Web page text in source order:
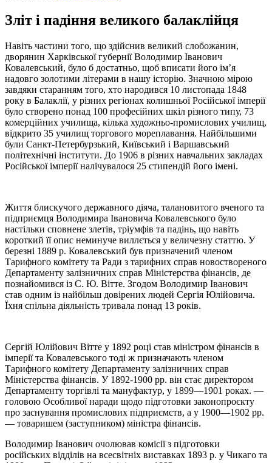
Зліт і падіння великого балаклійця
Навіть частини того, що здійснив великий слобожанин,
дворянин Харківської губернії Володимир Іванович
Ковалевський, було б достатньо, щоб вписати його ім’я
надовго золотими літерами в нашу історію. Значною мірою
завдяки старанням того, хто народився 10 листопада 1848
року в Балаклії, у різних регіонах колишньої Російської імперії
було створено понад 100 професійних шкіл різного типу, 73
комерційних училища, кілька художньо-промислових училищ,
відкрито 35 училищ торгового мореплавання. Найбільшими
були Санкт-Петербурзький, Київський і Варшавський
політехнічні інститути. До 1906 в різних навчальних закладах
Російської імперії налічувалося 25 стипендій його імені.
Життя блискучого державного діяча, талановитого вченого та
підприємця Володимира Івановича Ковалевського було
настільки сповнене злетів, тріумфів та падінь, що навіть
короткий її опис неминуче виллється у величезну статтю. У
березні 1889 р. Ковалевський був призначений членом
Тарифного комітету та Ради з тарифних справ новоствореного
Департаменту залізничних справ Міністерства фінансів, де
познайомився із С. Ю. Вітте. Згодом Володимир Іванович
став одним із найбільш довірених людей Сергія Юлійовича.
Їхня спільна діяльність тривала понад 13 років.
Сергій Юлійович Вітте у 1892 році став міністром фінансів в
імперії та Ковалевського тоді ж призначають членом
Тарифного комітету Департаменту залізничних справ
Міністерства фінансів. У 1892-1900 pp. він стає директором
Департаменту торгівлі та мануфактур, у 1899—1901 роках. ―
головою Особливої наради щодо підготовки законопроєкту
про заснування промислових підприємств, а у 1900—1902 рр.
― товаришем (заступником) міністра фінансів.
Володимир Іванович очолював комісії з підготовки
російських відділів на всесвітніх виставках 1893 р. у Чикаго та